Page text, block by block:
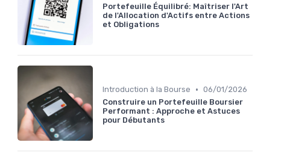
Portefeuille Équilibré: Maîtriser l'Art
de l'Allocation d'Actifs entre Actions
et Obligations
Introduction à la Bourse • 06/01/2026
Construire un Portefeuille Boursier
Performant : Approche et Astuces
pour Débutants